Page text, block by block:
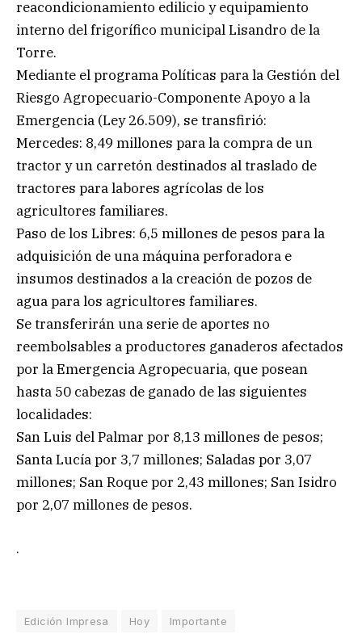
reacondicionamiento edilicio y equipamiento
interno del frigorífico municipal Lisandro de la
Torre.
Mediante el programa Políticas para la Gestión del
Riesgo Agropecuario-Componente Apoyo a la
Emergencia (Ley 26.509), se transfirió:
Mercedes: 8,49 millones para la compra de un
tractor y un carretón destinados al traslado de
tractores para labores agrícolas de los
agricultores familiares.
Paso de los Libres: 6,5 millones de pesos para la
adquisición de una máquina perforadora e
insumos destinados a la creación de pozos de
agua para los agricultores familiares.
Se transferirán una serie de aportes no
reembolsables a productores ganaderos afectados
por la Emergencia Agropecuaria, que posean
hasta 50 cabezas de ganado de las siguientes
localidades:
San Luis del Palmar por 8,13 millones de pesos;
Santa Lucía por 3,7 millones; Saladas por 3,07
millones; San Roque por 2,43 millones; San Isidro
por 2,07 millones de pesos.
.
Edición Impresa Hoy Importante